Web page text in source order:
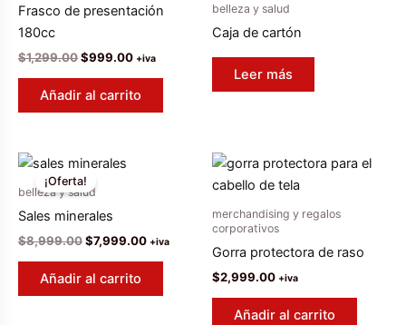
Frasco de presentación
180cc
$1,299.00El
original
era:
$999.00El
es:
+iva
Añadir al carrito
belleza y salud
Caja de cartón
Leer más
¡Oferta!
belleza y salud
Sales minerales
$8,999.00El
original
era:
$7,999.00El+iva
Añadir al carrito
merchandising y regalos
corporativos
Gorra protectora de raso
$2,999.00 +iva
Añadir al carrito